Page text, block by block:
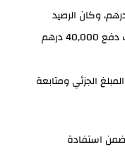
كان الشيك بقيمة 100,000 درهم، وكان الرصيد
المتاح 40,000 درهم، فعلى البنك دفع 40,000 درهم
الجزئي ومتابعة
استفادة